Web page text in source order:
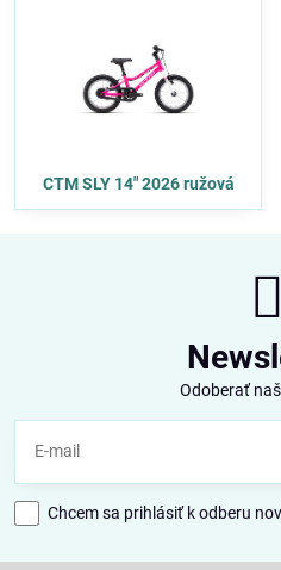
CTM SLY 14" 2026 ružová
Odoberať
Chcem sa prihlásiť k odberu